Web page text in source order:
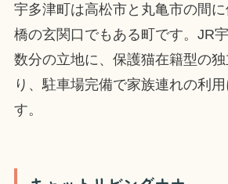
宇多津町は高松市と丸亀市の間
橋の玄関口でもある町です。JR
数分の立地に、保護猫在籍型の
り、駐車場完備で家族連れの利
す。